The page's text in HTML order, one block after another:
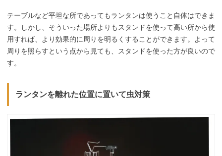
テーブルなど平坦な所であってもランタンは使うこと自体はできま
す。しかし、そういった場所よりもスタンドを使って高い所から使
用すれば、より効果的に周りを明るくすることができます。よって
周りを照らすという点から見ても、スタンドを使った方が良いので
す。
ランタンを離れた位置に置いて虫対策